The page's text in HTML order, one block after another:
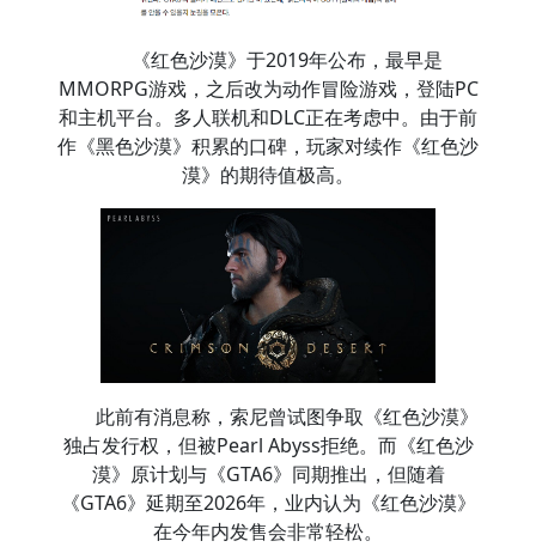
《红色沙漠》于2019年公布，最早是
MMORPG游戏，之后改为动作冒险游戏，登陆PC
和主机平台。多人联机和DLC正在考虑中。由于前
作《黑色沙漠》积累的口碑，玩家对续作《红色沙
漠》的期待值极高。
此前有消息称，索尼曾试图争取《红色沙漠》
独占发行权，但被Pearl Abyss拒绝。而《红色沙
漠》原计划与《GTA6》同期推出，但随着
《GTA6》延期至2026年，业内认为《红色沙漠》
在今年内发售会非常轻松。